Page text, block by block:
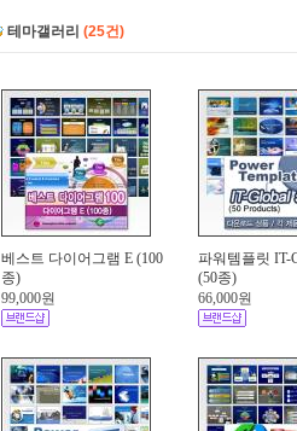
테마갤러리 (25건)
베스트 다이어그램 E (100
종)
99,000원
파워템플릿 IT-
(50종)
66,000원